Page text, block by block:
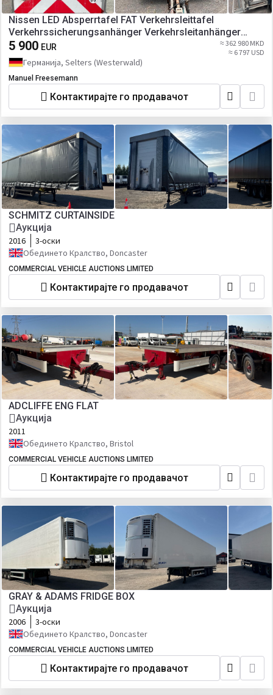
Nissen LED Absperrtafel FAT Verkehrsleittafel
Verkehrssicherungsanhänger Verkehrsleitanhänger
Sperrwand
5 900 EUR
≈ 362 980 MKD
≈ 6 797 USD
Германија, Selters (Westerwald)
Manuel Freesemann
Контактирајте го продавачот
SCHMITZ CURTAINSIDE
Аукција
2016
3-оски
Обединето Кралство, Doncaster
COMMERCIAL VEHICLE AUCTIONS LIMITED
Контактирајте го продавачот
ADCLIFFE ENG FLAT
Аукција
2011
Обединето Кралство, Bristol
COMMERCIAL VEHICLE AUCTIONS LIMITED
Контактирајте го продавачот
GRAY & ADAMS FRIDGE BOX
Аукција
2006
3-оски
Обединето Кралство, Doncaster
COMMERCIAL VEHICLE AUCTIONS LIMITED
Контактирајте го продавачот